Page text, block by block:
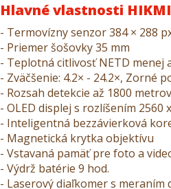
Hlavné vlastnosti
- Termovízny senzor 384 × 288
- Priemer šošovky 35 mm
- Teplotná citlivosť NETD menej
- Zväčšenie: 4.2× - 24.2×, Zorné
- Rozsah detekcie až 1800 metrov
- OLED displej s rozlíšením 2560
- Inteligentná bezzávierková
- Magnetická krytka objektívu
- Vstavaná pamäť pre foto a
- Výdrž batérie 9 hod.
- Laserový diaľkomer s meraním